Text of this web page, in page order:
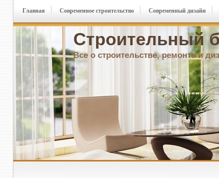
Строительный
Все о строительстве, ремонте и
Главная Современное строительство Современный дизайн